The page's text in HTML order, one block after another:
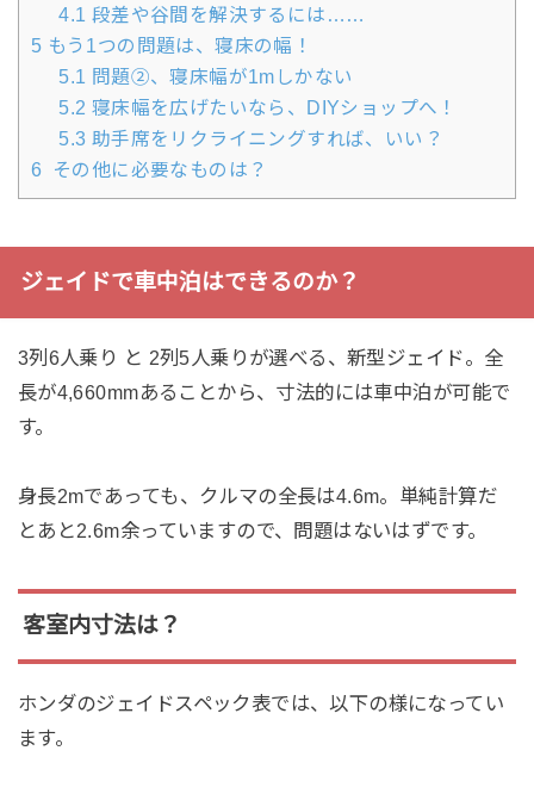
4.1 段差や谷間を解決するには……
5 もう1つの問題は、寝床の幅！
5.1 問題②、寝床幅が1mしかない
5.2 寝床幅を広げたいなら、DIYショップへ！
5.3 助手席をリクライニングすれば、いい？
6 その他に必要なものは？
ジェイドで車中泊はできるのか？
3列6人乗り と 2列5人乗りが選べる、新型ジェイド。全
長が4,660mmあることから、寸法的には車中泊が可能で
す。
身長2mであっても、クルマの全長は4.6m。単純計算だ
とあと2.6m余っていますので、問題はないはずです。
客室内寸法は？
ホンダのジェイドスペック表では、以下の様になってい
ます。